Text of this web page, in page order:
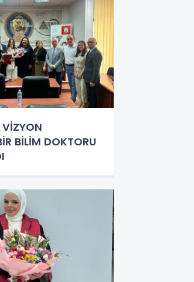
VİZYON
BİLİM DOKTORU